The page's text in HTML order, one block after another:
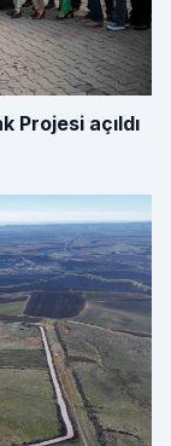
Projesi açıldı